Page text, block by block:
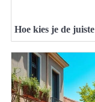
Hoe kies je de